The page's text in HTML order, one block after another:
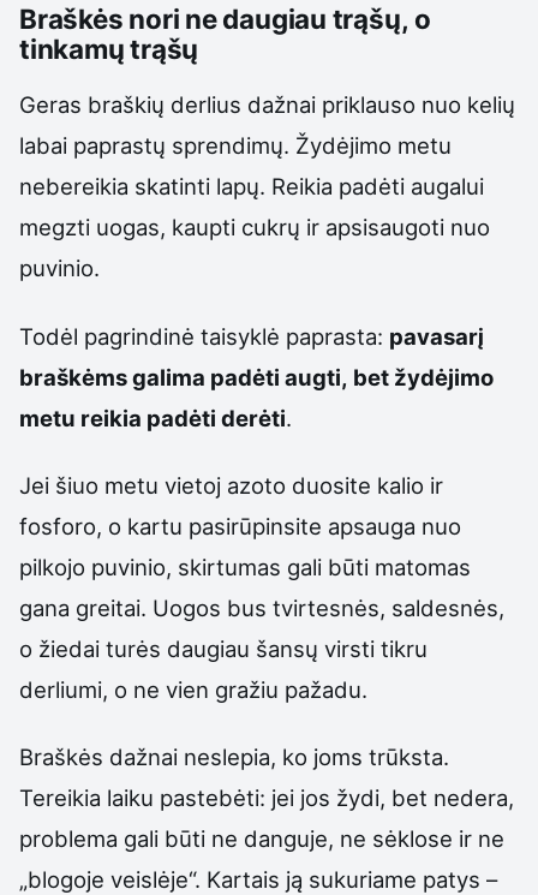
Braškės nori ne daugiau trąšų, o
tinkamų trąšų
Geras braškių derlius dažnai priklauso nuo kelių
labai paprastų sprendimų. Žydėjimo metu
nebereikia skatinti lapų. Reikia padėti augalui
megzti uogas, kaupti cukrų ir apsisaugoti nuo
puvinio.
Todėl pagrindinė taisyklė paprasta: pavasarį
braškėms galima padėti augti, bet žydėjimo
metu reikia padėti derėti.
Jei šiuo metu vietoj azoto duosite kalio ir
fosforo, o kartu pasirūpinsite apsauga nuo
pilkojo puvinio, skirtumas gali būti matomas
gana greitai. Uogos bus tvirtesnės, saldesnės,
o žiedai turės daugiau šansų virsti tikru
derliumi, o ne vien gražiu pažadu.
Braškės dažnai neslepia, ko joms trūksta.
Tereikia laiku pastebėti: jei jos žydi, bet nedera,
problema gali būti ne danguje, ne sėklose ir ne
„blogoje veislėje“. Kartais ją sukuriame patys –